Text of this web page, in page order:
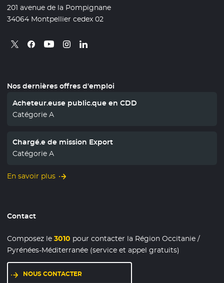
201 avenue de la Pompignane
34064 Montpellier cedex 02
Retrouvez nous sur X
- Nouvelle fenêtre
Retrouvez nous sur Facebook
- Nouvelle fenêtre
Retrouvez nous sur Youtube
- Nouvelle fenêtre
Retrouvez nous sur Instagram
- Nouvelle fenêtre
Retrouvez nous sur Linkedin
- Nouvelle fenêtre
Nos dernières offres d'emploi
Acheteur.euse public.que en CDD
Catégorie A
Chargé.e de mission Export
Catégorie A
En savoir plus
Contact
Composez le3010 pour contacter la Région Occitanie /
Pyrénées-Méditerranée (service et appel gratuits)
NOUS CONTACTER